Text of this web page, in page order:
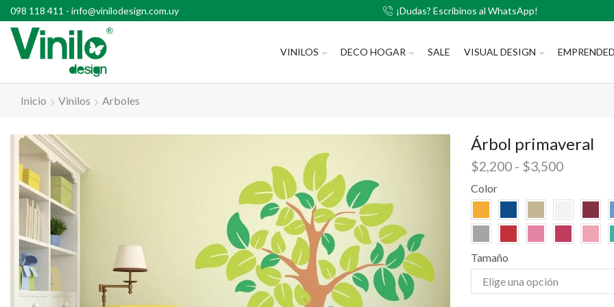
098 118 411 - info@vinilodesign.com.uy
con compras superiores a $2500 ¡Dudas? Escribinos al WhatsApp!
VINILOS DECO HOGAR SALE VISUAL DESIGN
Inicio Vinilos Arboles
Árbol primaveral
$2,200 - $3,500
Color
Tamaño